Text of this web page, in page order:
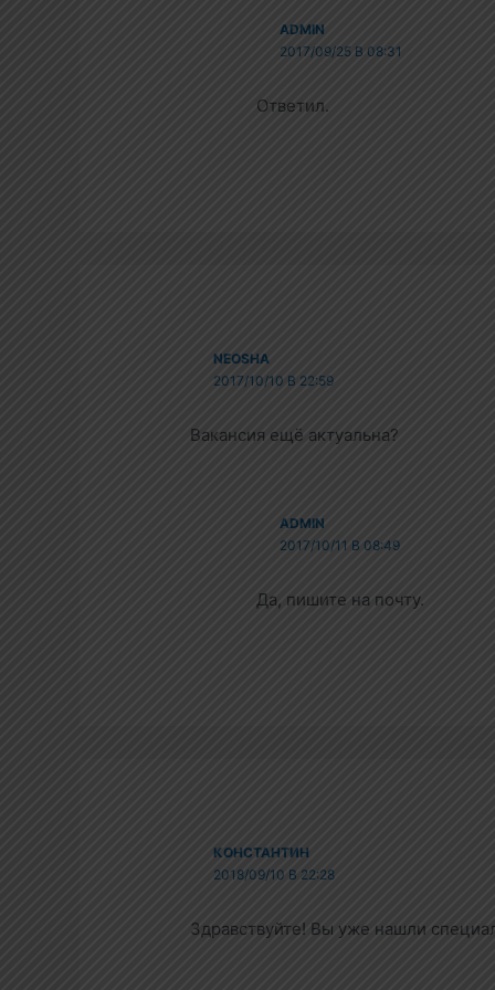
ADMIN
2017/09/25 В 08:31
Ответил.
NEOSHA
2017/10/10 В 22:59
Вакансия ещё актуальна?
ADMIN
2017/10/11 В 08:49
Да, пишите на почту.
КОНСТАНТИН
2018/09/10 В 22:28
Здравствуйте! Вы уже нашли